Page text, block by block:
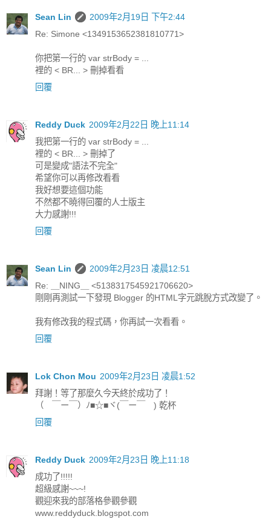
Sean Lin
2009年2月19日 下午2:44
Re: Simone <1349153652381810771>
你把第一行的 var strBody = ...
裡的 < BR... > 刪掉看看
回覆
Reddy Duck 2009年2月22日 晚上11:14
我把第一行的 var strBody = ...
裡的 < BR... > 刪掉了
可是變成"語法不完全"
希望你可以再修改看看
我好想要這個功能
不然都不曉得回覆的人士版主
大力感謝!!!
回覆
Sean Lin
2009年2月23日 凌晨12:51
Re: ＿NING＿ <5138317545921706620>
剛剛再測試一下發現 Blogger 的HTML字元跳脫方式改變了。
我有修改我的程式碼，你再試一次看看。
回覆
Lok Chon Mou 2009年2月23日 凌晨1:52
拜謝！等了那麼久今天終於成功了！
（ ￣ー￣）ﾉ■☆■ヾ(￣ー￣ ) 乾杯
回覆
Reddy Duck 2009年2月23日 晚上11:18
成功了!!!!!
超級感謝~~~!
觀迎來我的部落格參觀參觀
www.reddyduck.blogspot.com